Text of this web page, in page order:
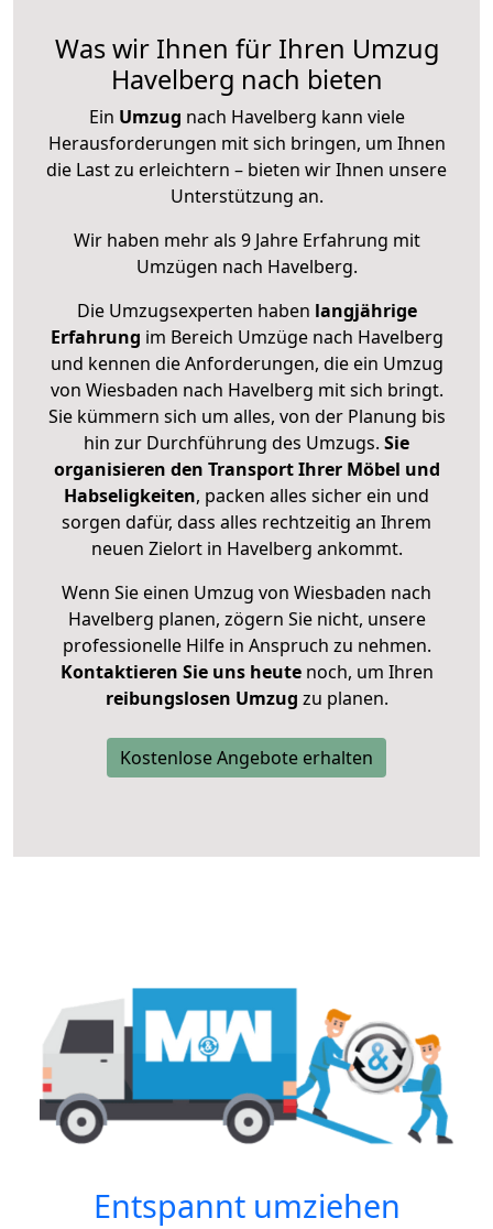
Was wir Ihnen für Ihren Umzug
Havelberg nach bieten
Ein Umzug nach Havelberg kann viele
Herausforderungen mit sich bringen, um Ihnen
die Last zu erleichtern – bieten wir Ihnen unsere
Unterstützung an.
Wir haben mehr als 9 Jahre Erfahrung mit
Umzügen nach Havelberg.
Die Umzugsexperten haben langjährige
Erfahrung im Bereich Umzüge nach Havelberg
und kennen die Anforderungen, die ein Umzug
von Wiesbaden nach Havelberg mit sich bringt.
Sie kümmern sich um alles, von der Planung bis
hin zur Durchführung des Umzugs. Sie
organisieren den Transport Ihrer Möbel und
Habseligkeiten, packen alles sicher ein und
sorgen dafür, dass alles rechtzeitig an Ihrem
neuen Zielort in Havelberg ankommt.
Wenn Sie einen Umzug von Wiesbaden nach
Havelberg planen, zögern Sie nicht, unsere
professionelle Hilfe in Anspruch zu nehmen.
Kontaktieren Sie uns heutenoch, um Ihren
reibungslosen Umzug zu planen.
Kostenlose Angebote erhalten
Entspannt umziehen